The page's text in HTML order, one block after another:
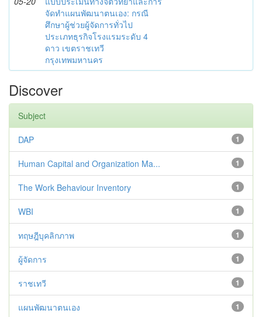
จัดทำแผนพัฒนาตนเอง: กรณี
ศึกษาผู้ช่วยผู้จัดการทั่วไป
ประเภทธุรกิจโรงแรมระดับ 4
ดาว เขตราชเทวี
กรุงเทพมหานคร
Discover
Subject
1
DAP
1
Human Capital and Organization Ma...
1
The Work Behaviour Inventory
1
WBI
1
ทฤษฎีบุคลิกภาพ
1
ผู้จัดการ
1
ราชเทวี
1
แผนพัฒนาตนเอง